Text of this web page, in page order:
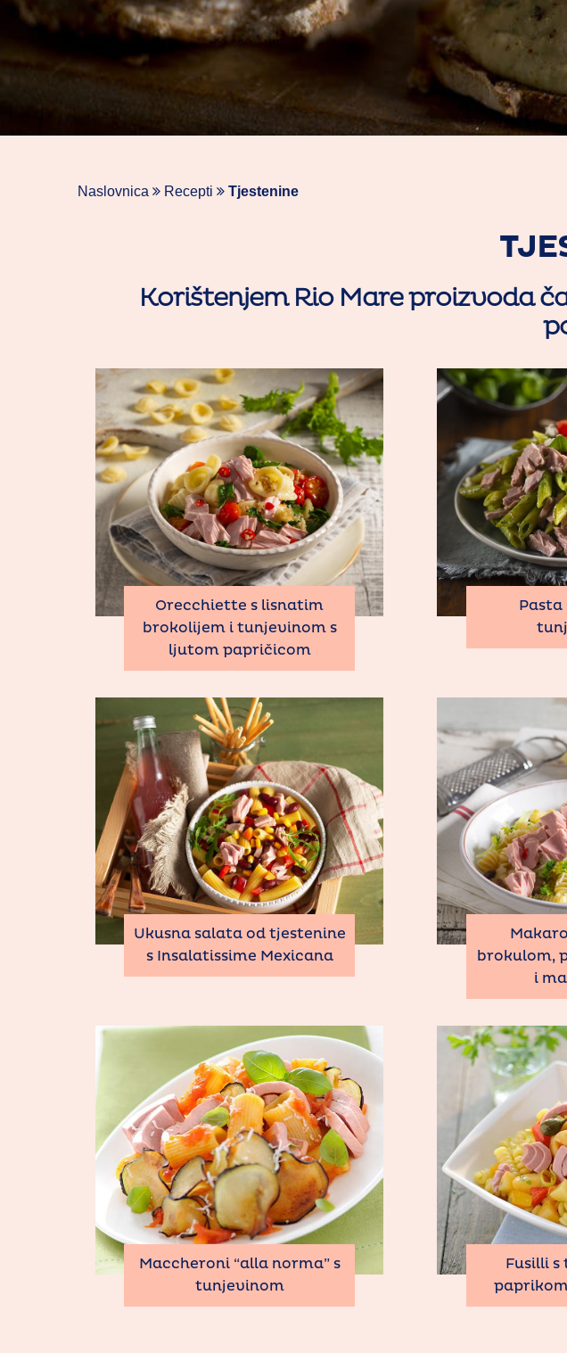
Naslovnica Recepti Tjestenine
Korištenjem Rio Mare proizvoda
Orecchiette s lisnatim
brokolijem i tunjevinom s
ljutom papričicom
Pasta
Ukusna salata od tjestenine
s Insalatissime Mexicana
brokulom,
i
Maccheroni “alla norma” s
tunjevinom
Fusilli